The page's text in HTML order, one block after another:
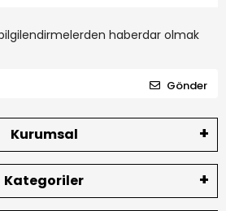
haberdar olmak
Gönder
Kurumsal
Kategoriler